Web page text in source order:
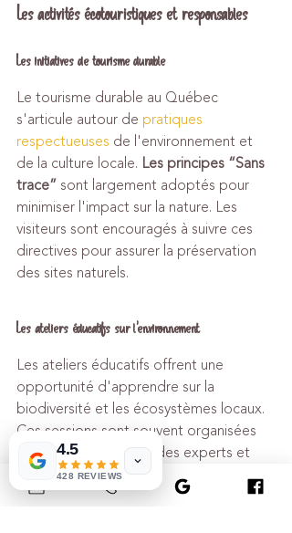
Les activités écotouristiques et responsables
Les initiatives de tourisme durable
Le tourisme durable au Québec
s'articule autour de pratiques
respectueuses de l'environnement et
de la culture locale. Les principes “Sans
trace” sont largement adoptés pour
minimiser l'impact sur la nature. Les
visiteurs sont encouragés à suivre ces
directives pour assurer la préservation
des sites naturels.
Les ateliers éducatifs sur l'environnement
Les ateliers éducatifs offrent une
opportunité d'apprendre sur la
biodiversité et les écosystèmes locaux.
Ces sessions sont souvent organisées
en collaboration avec des experts et
des communautés autochtones,
enrichissant l'expérience par des savoirs
4.5
428 REVIEWS